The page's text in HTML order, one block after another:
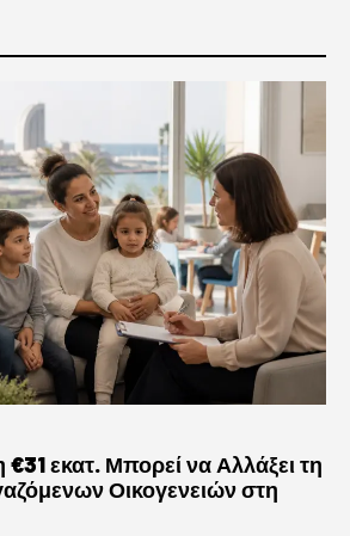
εκατ. Μπορεί να Αλλάξει τη
Οικογενειών στη